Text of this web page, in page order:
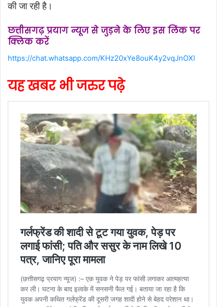
की जा रही है।
छत्तीसगढ़ प्रयाग न्यूज से जुड़ने के लिए इस लिंक पर
क्लिक करें
https://chat.whatsapp.com/KHz20xYe8ouK4y2vqJnOXl
यह खबर भी जरुर पढ़े